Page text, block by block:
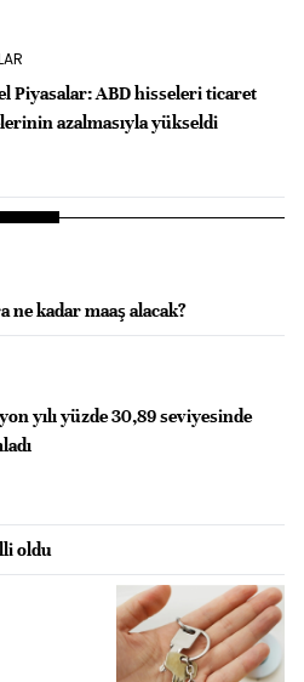
Piyasalar: ABD hisseleri ticaret
azalmasıyla yükseldi
ne kadar maaş alacak?
yılı yüzde 30,89 seviyesinde
oldu